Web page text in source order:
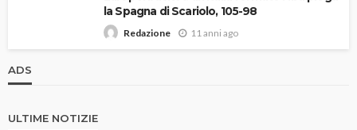
la Spagna di Scariolo, 105-98
Redazione 11 anni ago
ADS
ULTIME NOTIZIE